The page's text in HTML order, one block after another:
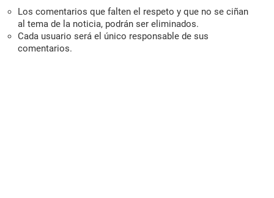
Los comentarios que falten el respeto y que no se ciñan
al tema de la noticia, podrán ser eliminados.
Cada usuario será el único responsable de sus
comentarios.